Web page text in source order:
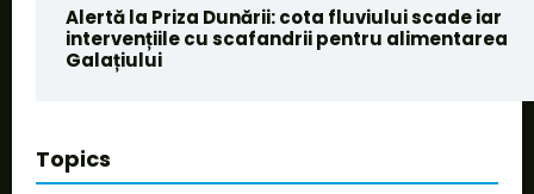
Alertă la Priza Dunării: cota fluviului scade iar
intervențiile cu scafandrii pentru alimentarea
Galațiului
Topics